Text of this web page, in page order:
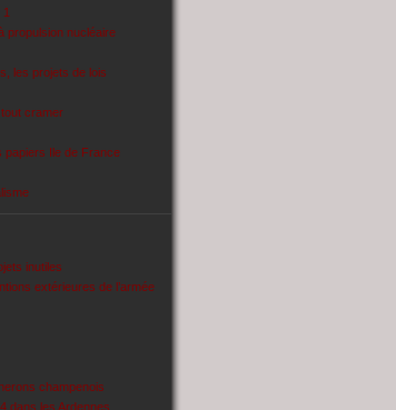
propulsion nucléaire
les projets de lois
cramer
papiers Ile de France
inutiles
extérieures de l’armée
champenois
dans les Ardennes